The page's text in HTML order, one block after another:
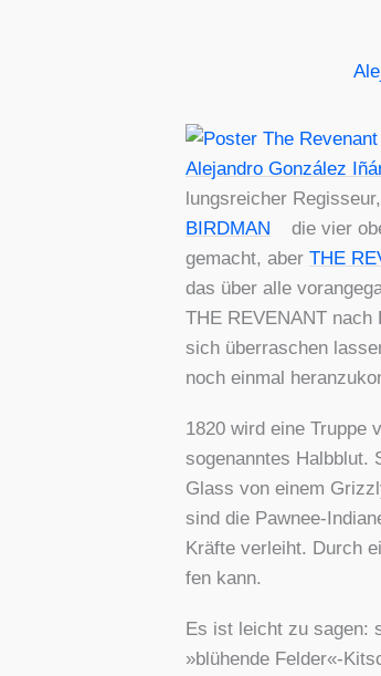
Ale­jan­dro Gon­zá­lez
lungs­rei­cher
BIRDMAN
die vier
gemacht, aber THE
das über alle
THE REVENANT
sich über­ra­schen
noch ein­mal
1820 wird eine Trup­pe
soge­nann­tes Halb­blut.
Glass von einem
sind die Paw­nee-
Kräf­te ver­leiht. Durch
fen kann.
Es ist leicht zu sagen:
»blü­hen­de Felder«-